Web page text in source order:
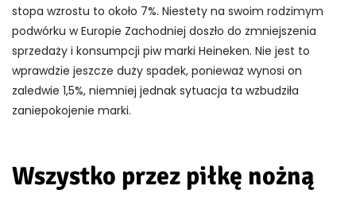
stopa wzrostu to około 7%. Niestety na swoim rodzimym
podwórku w Europie Zachodniej doszło do zmniejszenia
sprzedaży i konsumpcji piw marki Heineken. Nie jest to
wprawdzie jeszcze duży spadek, ponieważ wynosi on
zaledwie 1,5%, niemniej jednak sytuacja ta wzbudziła
zaniepokojenie marki.
Wszystko przez piłkę nożną